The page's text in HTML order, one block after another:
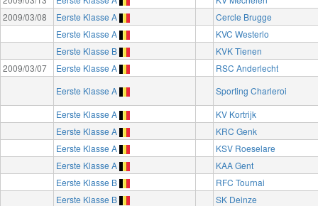
2009/03/08
Eerste Klasse A
Cercle Brugge
Eerste Klasse A
KVC Westerlo
Eerste Klasse B
KVK Tienen
2009/03/07
Eerste Klasse A
RSC Anderlecht
Eerste Klasse A
Sporting Charleroi
Eerste Klasse A
KV Kortrijk
Eerste Klasse A
KRC Genk
Eerste Klasse A
KSV Roeselare
Eerste Klasse A
KAA Gent
Eerste Klasse B
RFC Tournai
Eerste Klasse B
SK Deinze